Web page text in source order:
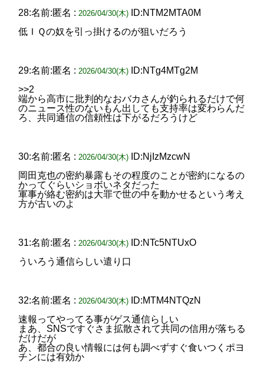
28:名前:匿名 : 2026/04/30(木)
ID:NTM2MTA0M
低ＩＱの奴を引っ掛けるのが狙いだろう
29:名前:匿名 : 2026/04/30(木)
ID:NTg4MTg2M
>>2
端から高市に批判的なおバカさんが釣られるだけで何
のニュース性のないもん出しても支持率は変わらんだ
ろ、共同通信の信頼性は下がるだろうけど
30:名前:匿名 : 2026/04/30(木)
ID:NjIzMzcwN
岡田克也の密約暴露もその程度のことが密約になるの
かってぐらいショボいネタだった
軍事が絡む密約は大罪で世の中を動かせるという考え
方が古いのよ
31:名前:匿名 : 2026/04/30(木)
ID:NTc5NTUxO
ういろう通信らしい遣り口
32:名前:匿名 : 2026/04/30(木)
ID:MTM4NTQzN
速報ってやってる事がゲス通信らしい
まあ、SNSですぐさま拡散されて共同の信用が落ちる
だけだが
あ、都合の良い情報には何も調べずすぐ食いつくポヨ
チンには有効か